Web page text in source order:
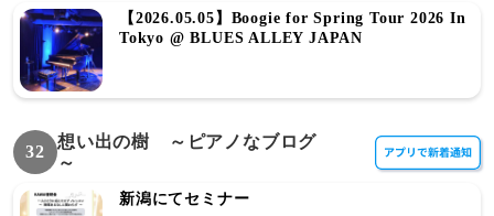
【2026.05.05】Boogie for Spring Tour 2026 In
Tokyo @ BLUES ALLEY JAPAN
32
想い出の樹 ～ピアノなブログ
～
新潟にてセミナー